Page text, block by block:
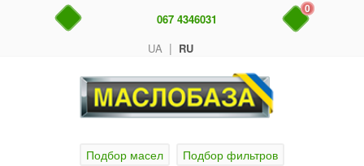
UA | RU
067 4346031
0
Подбор масел
Подбор фильтров